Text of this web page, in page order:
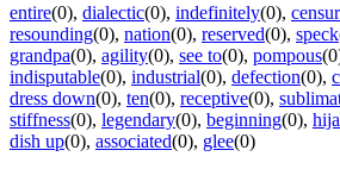
entire(0), dialectic(0), indefinitely(0),
resounding(0), nation(0), reserved(0), speck
grandpa(0), agility(0), see to(0), pompous
indisputable(0), industrial(0), defection(0),
dress down(0), ten(0), receptive(0),
stiffness(0), legendary(0), beginning(0),
dish up(0), associated(0), glee(0)